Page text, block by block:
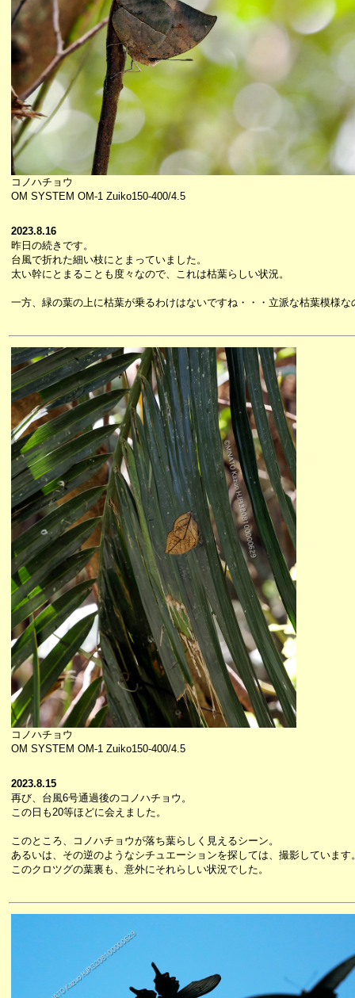
コノハチョウ
OM SYSTEM OM-1 Zuiko150-400/4.5
2023.8.16
昨日の続きです。
台風で折れた細い枝にとまっていました。
太い幹にとまることも度々なので、これは枯葉らしい状況。
一方、緑の葉の上に枯葉が乗るわけはないですね・・・立派な枯葉模様な
コノハチョウ
OM SYSTEM OM-1 Zuiko150-400/4.5
2023.8.15
再び、台風6号通過後のコノハチョウ。
この日も20等ほどに会えました。
このところ、コノハチョウが落ち葉らしく見えるシーン。
あるいは、その逆のようなシチュエーションを探しては、撮影しています
このクロツグの葉裏も、意外にそれらしい状況でした。